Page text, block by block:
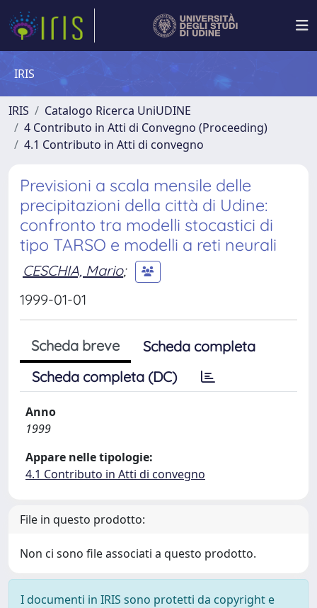
IRIS
IRIS
Catalogo Ricerca UniUDINE
4 Contributo in Atti di Convegno (Proceeding)
4.1 Contributo in Atti di convegno
Previsioni a scala mensile delle
precipitazioni della città di Udine:
confronto tra modelli stocastici di
tipo TARSO e modelli a reti neurali
CESCHIA, Mario;
1999-01-01
Scheda breve
Scheda completa
Scheda completa (DC)
Anno
1999
Appare nelle tipologie:
4.1 Contributo in Atti di convegno
File in questo prodotto:
Non ci sono file associati a questo prodotto.
I documenti in IRIS sono protetti da copyright e